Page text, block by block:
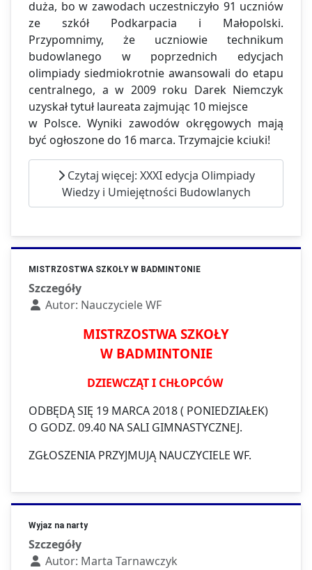
duża, bo w zawodach uczestniczyło 91 uczniów
ze szkół Podkarpacia i Małopolski.
Przypomnimy, że uczniowie technikum
budowlanego w poprzednich edycjach
olimpiady siedmiokrotnie awansowali do etapu
centralnego, a w 2009 roku Darek Niemczyk
uzyskał tytuł laureata zajmując 10 miejsce
w Polsce. Wyniki zawodów okręgowych mają
być ogłoszone do 16 marca. Trzymajcie kciuki!
Czytaj więcej: XXXI edycja Olimpiady
Wiedzy i Umiejętności Budowlanych
MISTRZOSTWA SZKOŁY W BADMINTONIE
Szczegóły
Autor: Nauczyciele WF
MISTRZOSTWA SZKOŁY
W BADMINTONIE
DZIEWCZĄT I CHŁOPCÓW
ODBĘDĄ SIĘ 19 MARCA 2018 ( PONIEDZIAŁEK)
O GODZ. 09.40 NA SALI GIMNASTYCZNEJ.
ZGŁOSZENIA PRZYJMUJĄ NAUCZYCIELE WF.
Wyjaz na narty
Szczegóły
Autor: Marta Tarnawczyk